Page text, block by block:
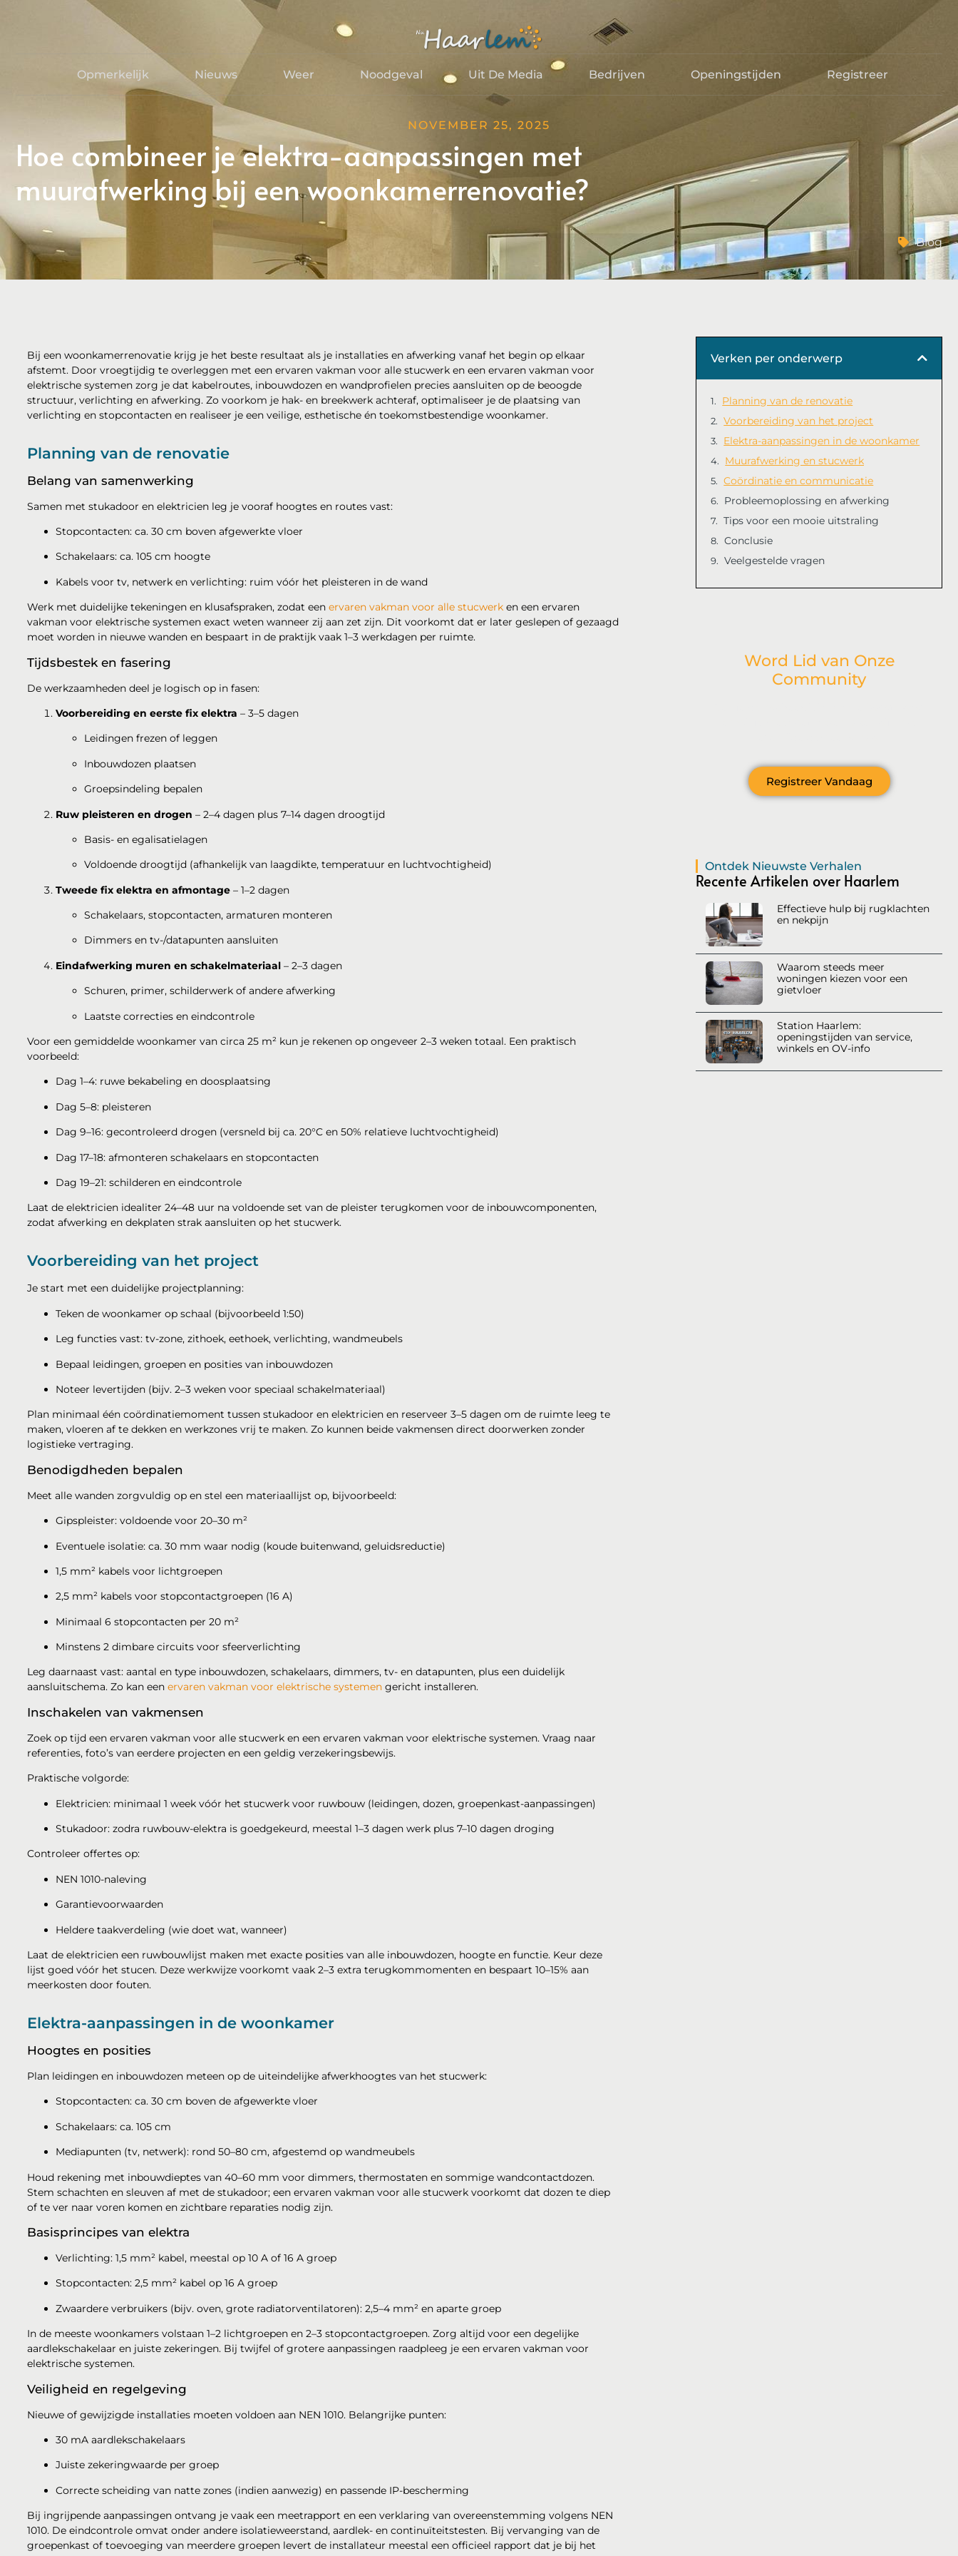
Opmerkelijk Nieuws Weer Noodgeval Uit De Media Bedrijven Openingstijden Registreer
NOVEMBER 25, 2025
Hoe combineer je elektra-aanpassingen met
muurafwerking bij een woonkamerrenovatie?
Blog
Bij een woonkamerrenovatie krijg je het beste resultaat als je installaties en afwerking vanaf het begin op elkaar
afstemt. Door vroegtijdig te overleggen met een ervaren vakman voor alle stucwerk en een ervaren vakman voor
elektrische systemen zorg je dat kabelroutes, inbouwdozen en wandprofielen precies aansluiten op de beoogde
structuur, verlichting en afwerking. Zo voorkom je hak- en breekwerk achteraf, optimaliseer je de plaatsing van
verlichting en stopcontacten en realiseer je een veilige, esthetische én toekomstbestendige woonkamer.
Planning van de renovatie
Belang van samenwerking
Samen met stukadoor en elektricien leg je vooraf hoogtes en routes vast:
Stopcontacten: ca. 30 cm boven afgewerkte vloer
Schakelaars: ca. 105 cm hoogte
Kabels voor tv, netwerk en verlichting: ruim vóór het pleisteren in de wand
Werk met duidelijke tekeningen en klusafspraken, zodat een ervaren vakman voor alle stucwerk en een ervaren
vakman voor elektrische systemen exact weten wanneer zij aan zet zijn. Dit voorkomt dat er later geslepen of gezaagd
moet worden in nieuwe wanden en bespaart in de praktijk vaak 1–3 werkdagen per ruimte.
Tijdsbestek en fasering
De werkzaamheden deel je logisch op in fasen:
Voorbereiding en eerste fix elektra – 3–5 dagen
Leidingen frezen of leggen
Inbouwdozen plaatsen
Groepsindeling bepalen
Ruw pleisteren en drogen – 2–4 dagen plus 7–14 dagen droogtijd
Basis- en egalisatielagen
Voldoende droogtijd (afhankelijk van laagdikte, temperatuur en luchtvochtigheid)
Tweede fix elektra en afmontage – 1–2 dagen
Schakelaars, stopcontacten, armaturen monteren
Dimmers en tv-/datapunten aansluiten
Eindafwerking muren en schakelmateriaal – 2–3 dagen
Schuren, primer, schilderwerk of andere afwerking
Laatste correcties en eindcontrole
Voor een gemiddelde woonkamer van circa 25 m² kun je rekenen op ongeveer 2–3 weken totaal. Een praktisch
voorbeeld:
Dag 1–4: ruwe bekabeling en doosplaatsing
Dag 5–8: pleisteren
Dag 9–16: gecontroleerd drogen (versneld bij ca. 20°C en 50% relatieve luchtvochtigheid)
Dag 17–18: afmonteren schakelaars en stopcontacten
Dag 19–21: schilderen en eindcontrole
Laat de elektricien idealiter 24–48 uur na voldoende set van de pleister terugkomen voor de inbouwcomponenten,
zodat afwerking en dekplaten strak aansluiten op het stucwerk.
Voorbereiding van het project
Je start met een duidelijke projectplanning:
Teken de woonkamer op schaal (bijvoorbeeld 1:50)
Leg functies vast: tv-zone, zithoek, eethoek, verlichting, wandmeubels
Bepaal leidingen, groepen en posities van inbouwdozen
Noteer levertijden (bijv. 2–3 weken voor speciaal schakelmateriaal)
Plan minimaal één coördinatiemoment tussen stukadoor en elektricien en reserveer 3–5 dagen om de ruimte leeg te
maken, vloeren af te dekken en werkzones vrij te maken. Zo kunnen beide vakmensen direct doorwerken zonder
logistieke vertraging.
Benodigdheden bepalen
Meet alle wanden zorgvuldig op en stel een materiaallijst op, bijvoorbeeld:
Gipspleister: voldoende voor 20–30 m²
Eventuele isolatie: ca. 30 mm waar nodig (koude buitenwand, geluidsreductie)
1,5 mm² kabels voor lichtgroepen
2,5 mm² kabels voor stopcontactgroepen (16 A)
Minimaal 6 stopcontacten per 20 m²
Minstens 2 dimbare circuits voor sfeerverlichting
Leg daarnaast vast: aantal en type inbouwdozen, schakelaars, dimmers, tv- en datapunten, plus een duidelijk
aansluitschema. Zo kan een ervaren vakman voor elektrische systemen gericht installeren.
Inschakelen van vakmensen
Zoek op tijd een ervaren vakman voor alle stucwerk en een ervaren vakman voor elektrische systemen. Vraag naar
referenties, foto’s van eerdere projecten en een geldig verzekeringsbewijs.
Praktische volgorde:
Elektricien: minimaal 1 week vóór het stucwerk voor ruwbouw (leidingen, dozen, groepenkast-aanpassingen)
Stukadoor: zodra ruwbouw-elektra is goedgekeurd, meestal 1–3 dagen werk plus 7–10 dagen droging
Controleer offertes op:
NEN 1010-naleving
Garantievoorwaarden
Heldere taakverdeling (wie doet wat, wanneer)
Laat de elektricien een ruwbouwlijst maken met exacte posities van alle inbouwdozen, hoogte en functie. Keur deze
lijst goed vóór het stucen. Deze werkwijze voorkomt vaak 2–3 extra terugkommomenten en bespaart 10–15% aan
meerkosten door fouten.
Elektra-aanpassingen in de woonkamer
Hoogtes en posities
Plan leidingen en inbouwdozen meteen op de uiteindelijke afwerkhoogtes van het stucwerk:
Stopcontacten: ca. 30 cm boven de afgewerkte vloer
Schakelaars: ca. 105 cm
Mediapunten (tv, netwerk): rond 50–80 cm, afgestemd op wandmeubels
Houd rekening met inbouwdieptes van 40–60 mm voor dimmers, thermostaten en sommige wandcontactdozen.
Stem schachten en sleuven af met de stukadoor; een ervaren vakman voor alle stucwerk voorkomt dat dozen te diep
of te ver naar voren komen en zichtbare reparaties nodig zijn.
Basisprincipes van elektra
Verlichting: 1,5 mm² kabel, meestal op 10 A of 16 A groep
Stopcontacten: 2,5 mm² kabel op 16 A groep
Zwaardere verbruikers (bijv. oven, grote radiatorventilatoren): 2,5–4 mm² en aparte groep
In de meeste woonkamers volstaan 1–2 lichtgroepen en 2–3 stopcontactgroepen. Zorg altijd voor een degelijke
aardlekschakelaar en juiste zekeringen. Bij twijfel of grotere aanpassingen raadpleeg je een ervaren vakman voor
elektrische systemen.
Veiligheid en regelgeving
Nieuwe of gewijzigde installaties moeten voldoen aan NEN 1010. Belangrijke punten:
30 mA aardlekschakelaars
Juiste zekeringwaarde per groep
Correcte scheiding van natte zones (indien aanwezig) en passende IP-bescherming
Bij ingrijpende aanpassingen ontvang je vaak een meetrapport en een verklaring van overeenstemming volgens NEN
1010. De eindcontrole omvat onder andere isolatieweerstand, aardlek- en continuïteitstesten. Bij vervanging van de
groepenkast of toevoeging van meerdere groepen levert de installateur meestal een officieel rapport dat je bij het
Verken per onderwerp
Planning van de renovatie
Voorbereiding van het project
Elektra-aanpassingen in de woonkamer
Muurafwerking en stucwerk
Coördinatie en communicatie
Probleemoplossing en afwerking
Tips voor een mooie uitstraling
Conclusie
Veelgestelde vragen
Word Lid van Onze
Community
Registreer Vandaag
Ontdek Nieuwste Verhalen
Recente Artikelen over Haarlem
Effectieve hulp bij rugklachten
en nekpijn
Waarom steeds meer
woningen kiezen voor een
gietvloer
Station Haarlem:
openingstijden van service,
winkels en OV-info